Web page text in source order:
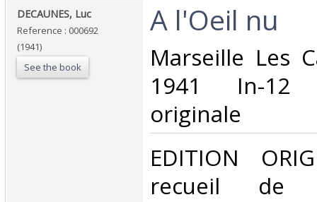
‎DECAUNES, Luc‎
Reference : 000692
(1941)
See the book
‎A l'Oeil nu‎
‎Marseille Les
1941 In-12
originale ‎
‎EDITION
recueil de